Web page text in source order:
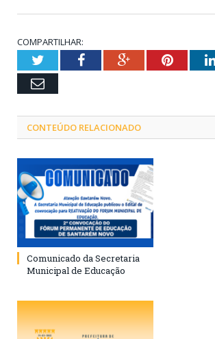
COMPARTILHAR:
TwitterFacebookGoogle+
Email
CONTEÚDO RELACIONADO
Comunicado da Secretaria
Municipal de Educação